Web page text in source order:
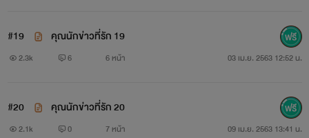
#19 คุณนักข่าวที่รัก 19
2.3k 6 6 หน้า 03 เม.ย. 2563 12:52 น.
#20 คุณนักข่าวที่รัก 20
2.1k 0 7 หน้า 09 เม.ย. 2563 13:41 น.